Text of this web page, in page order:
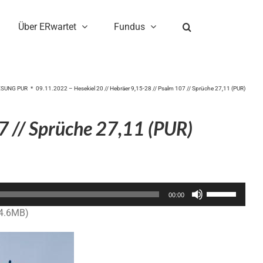
Über ERwartet Fundus
PUR 09.11.2022 – Hesekiel 20 // Hebräer 9,15-28 // Psalm 107 // Sprüche 27,11 (PUR)
Sprüche 27,11 (PUR)
00:00